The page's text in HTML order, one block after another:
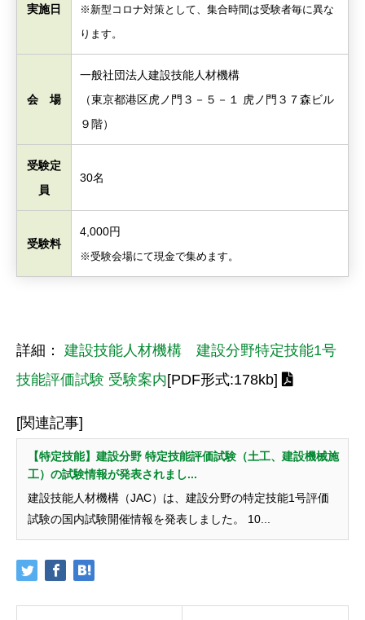
実施日 ※新型コロナ対策として、集合時間は受験者毎に異な
ります。
会 場
一般社団法人建設技能人材機構
（東京都港区虎ノ門３－５－１ 虎ノ門３７森ビル
９階）
受験定
員
30名
受験料
4,000円
※受験会場にて現金で集めます。
詳細： 建設技能人材機構 建設分野特定技能1号
技能評価試験 受験案内[PDF形式:178kb]
[関連記事]
【特定技能】建設分野 特定技能評価試験（土工、建設機械施
工）の試験情報が発表されまし...
建設技能人材機構（JAC）は、建設分野の特定技能1号評価
試験の国内試験開催情報を発表しました。 10...